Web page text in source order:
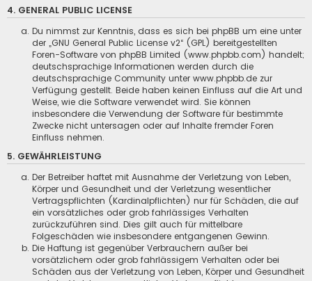
4. GENERAL PUBLIC LICENSE
Du nimmst zur Kenntnis, dass es sich bei phpBB um eine unter
der „GNU General Public License v2“ (GPL) bereitgestellten
Foren-Software von phpBB Limited (www.phpbb.com) handelt;
deutschsprachige Informationen werden durch die
deutschsprachige Community unter www.phpbb.de zur
Verfügung gestellt. Beide haben keinen Einfluss auf die Art und
Weise, wie die Software verwendet wird. Sie können
insbesondere die Verwendung der Software für bestimmte
Zwecke nicht untersagen oder auf Inhalte fremder Foren
Einfluss nehmen.
5. GEWÄHRLEISTUNG
Der Betreiber haftet mit Ausnahme der Verletzung von Leben,
Körper und Gesundheit und der Verletzung wesentlicher
Vertragspflichten (Kardinalpflichten) nur für Schäden, die auf
ein vorsätzliches oder grob fahrlässiges Verhalten
zurückzuführen sind. Dies gilt auch für mittelbare
Folgeschäden wie insbesondere entgangenen Gewinn.
Die Haftung ist gegenüber Verbrauchern außer bei
vorsätzlichem oder grob fahrlässigem Verhalten oder bei
Schäden aus der Verletzung von Leben, Körper und Gesundheit